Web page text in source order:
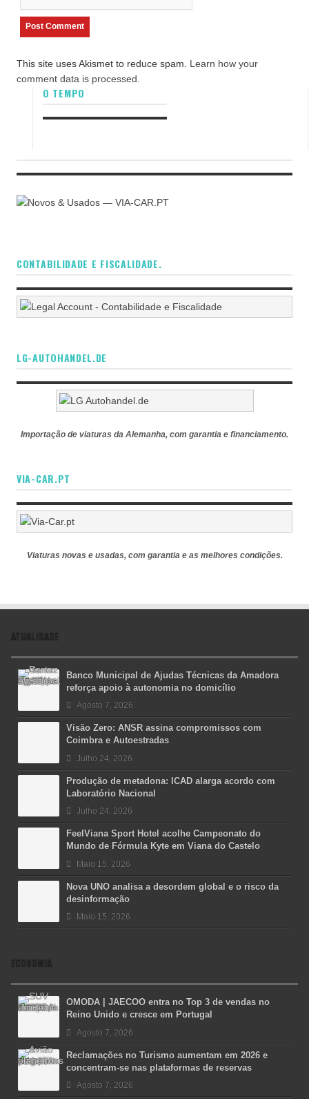
This site uses Akismet to reduce spam. Learn how your
comment data is processed.
O TEMPO
CONTABILIDADE E FISCALIDADE.
LG-AUTOHANDEL.DE
Importação de viaturas da Alemanha, com garantia e financiamento.
VIA-CAR.PT
Viaturas novas e usadas, com garantia e as melhores condições.
ATUALIDADE
Banco Municipal de Ajudas Técnicas da Amadora
reforça apoio à autonomia no domicílio
Agosto 7, 2026
Visão Zero: ANSR assina compromissos com
Coimbra e Autoestradas
Julho 24, 2026
Produção de metadona: ICAD alarga acordo com
Laboratório Nacional
Julho 24, 2026
FeelViana Sport Hotel acolhe Campeonato do
Mundo de Fórmula Kyte em Viana do Castelo
Maio 15, 2026
Nova UNO analisa a desordem global e o risco da
desinformação
Maio 15, 2026
ECONOMIA
OMODA | JAECOO entra no Top 3 de vendas no
Reino Unido e cresce em Portugal
Agosto 7, 2026
Reclamações no Turismo aumentam em 2026 e
concentram-se nas plataformas de reservas
Agosto 7, 2026